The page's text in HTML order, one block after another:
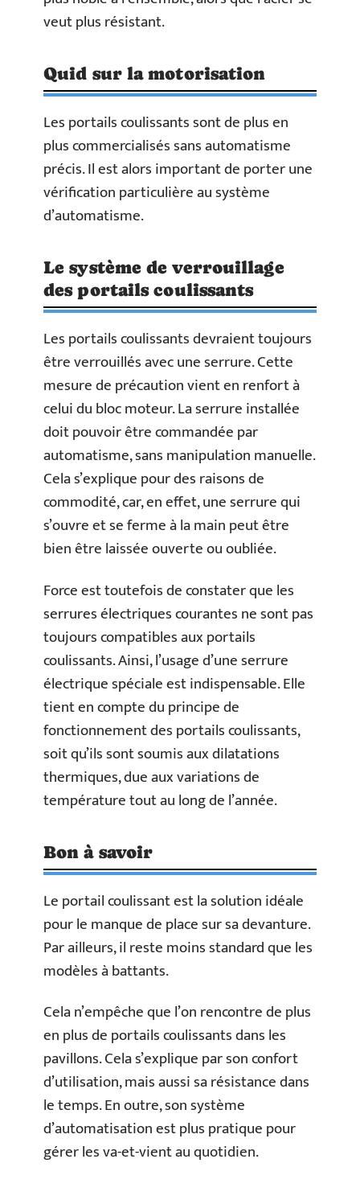
veut plus résistant.
Quid sur la motorisation
Les portails coulissants sont de plus en
plus commercialisés sans automatisme
précis. Il est alors important de porter une
vérification particulière au système
d’automatisme.
Le système de verrouillage
des portails coulissants
Les portails coulissants devraient toujours
être verrouillés avec une serrure. Cette
mesure de précaution vient en renfort à
celui du bloc moteur. La serrure installée
doit pouvoir être commandée par
automatisme, sans manipulation manuelle.
Cela s’explique pour des raisons de
commodité, car, en effet, une serrure qui
s’ouvre et se ferme à la main peut être
bien être laissée ouverte ou oubliée.
Force est toutefois de constater que les
serrures électriques courantes ne sont pas
toujours compatibles aux portails
coulissants. Ainsi, l’usage d’une serrure
électrique spéciale est indispensable. Elle
tient en compte du principe de
fonctionnement des portails coulissants,
soit qu’ils sont soumis aux dilatations
thermiques, due aux variations de
température tout au long de l’année.
Bon à savoir
Le portail coulissant est la solution idéale
pour le manque de place sur sa devanture.
Par ailleurs, il reste moins standard que les
modèles à battants.
Cela n’empêche que l’on rencontre de plus
en plus de portails coulissants dans les
pavillons. Cela s’explique par son confort
d’utilisation, mais aussi sa résistance dans
le temps. En outre, son système
d’automatisation est plus pratique pour
gérer les va-et-vient au quotidien.